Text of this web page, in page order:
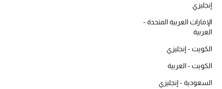
أحذية للأطفال
أبرز المصممين
إنجليزي
الإمارات العربية المتحدة -
العربية
الكويت - إنجليزي
الكويت - العربية
السعودية - إنجليزي